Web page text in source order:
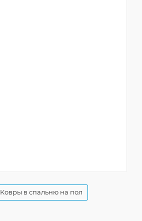
Ковры в спальню на пол